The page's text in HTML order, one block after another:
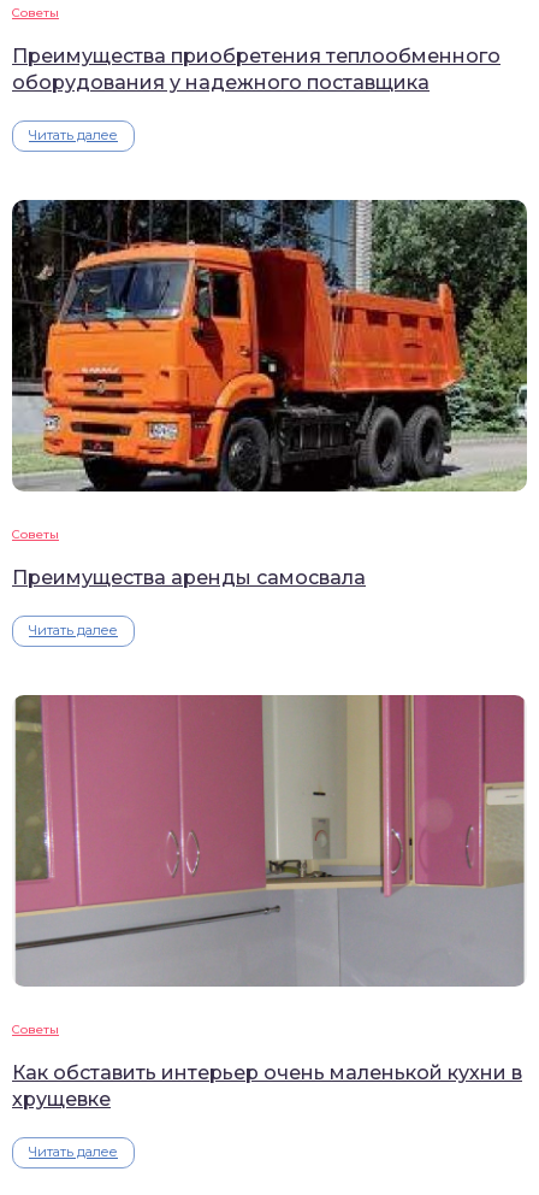
Советы
Преимущества приобретения теплообменного
оборудования у надежного поставщика
Читать далее
Советы
Преимущества аренды самосвала
Читать далее
Советы
Как обставить интерьер очень маленькой кухни в
хрущевке
Читать далее